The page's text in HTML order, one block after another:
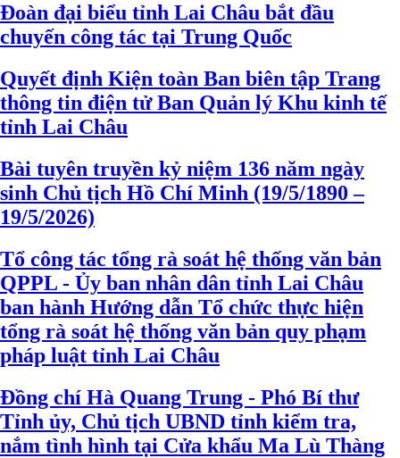
Đoàn đại biểu tỉnh Lai Châu bắt đầu
chuyến công tác tại Trung Quốc
Quyết định Kiện toàn Ban biên tập Trang
thông tin điện tử Ban Quản lý Khu kinh tế
tỉnh Lai Châu
Bài tuyên truyền kỷ niệm 136 năm ngày
sinh Chủ tịch Hồ Chí Minh (19/5/1890 –
19/5/2026)
Tổ công tác tổng rà soát hệ thống văn bản
QPPL - Ủy ban nhân dân tỉnh Lai Châu
ban hành Hướng dẫn Tổ chức thực hiện
tổng rà soát hệ thống văn bản quy phạm
pháp luật tỉnh Lai Châu
Đồng chí Hà Quang Trung - Phó Bí thư
Tỉnh ủy, Chủ tịch UBND tỉnh kiểm tra,
nắm tình hình tại Cửa khẩu Ma Lù Thàng